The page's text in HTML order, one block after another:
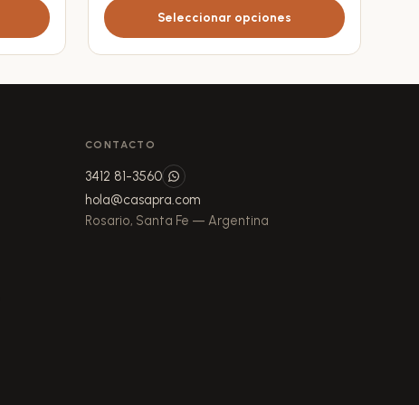
$ 94.290
Seleccionar opciones
se
pueden
en
producto
CONTACTO
3412 81-3560
hola@casapra.com
Rosario, Santa Fe — Argentina